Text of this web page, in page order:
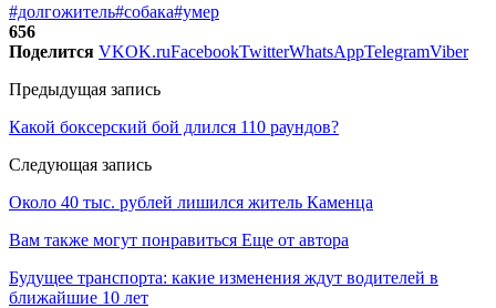
#долгожитель#собака#умер
656
Поделится VKOK.ruFacebookTwitterWhatsAppTelegramViber
Предыдущая запись
Какой боксерский бой длился 110 раундов?
Следующая запись
Около 40 тыс. рублей лишился житель Каменца
Вам также могут понравиться Еще от автора
Будущее транспорта: какие изменения ждут водителей в
ближайшие 10 лет